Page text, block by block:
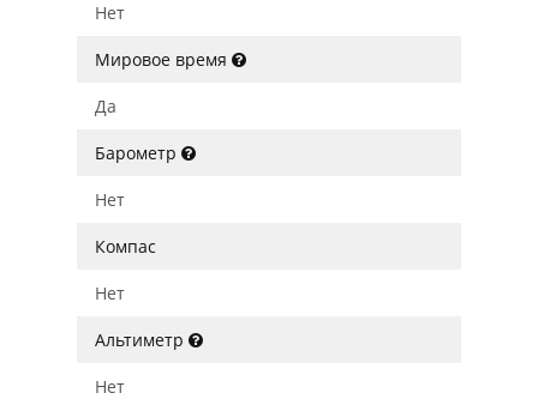
Нет
Мировое время
Да
Барометр
Нет
Компас
Нет
Альтиметр
Нет